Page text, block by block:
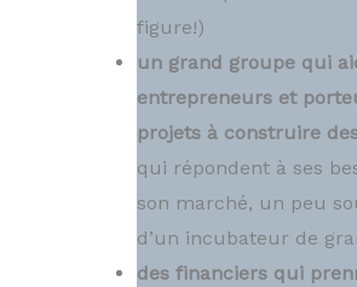
figure!)
un grand groupe qui
entrepreneurs et
projets à construire
qui répondent à ses
son marché, un peu
d’un incubateur de
des financiers qui